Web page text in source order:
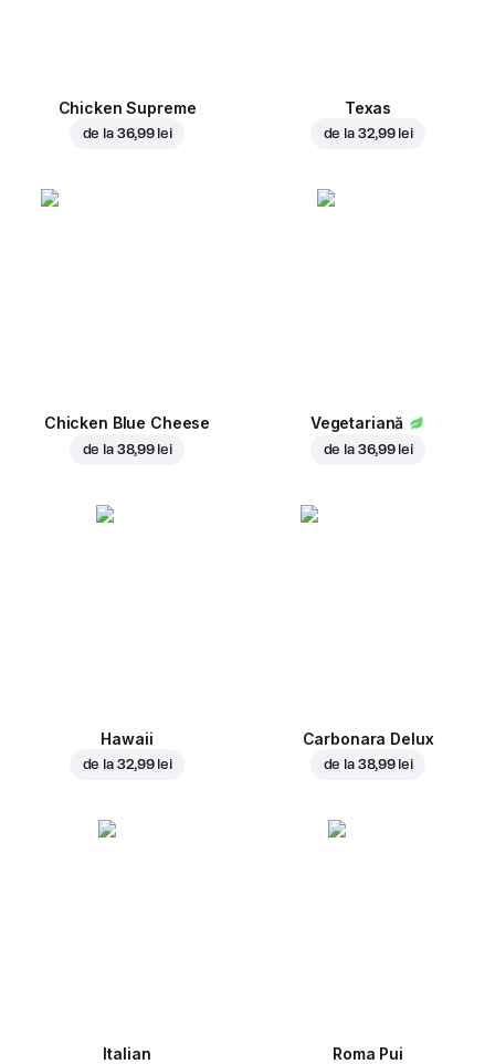
Chicken Supreme
de la 36,99 lei
Texas
de la 32,99 lei
Chicken Blue Cheese
de la 38,99 lei
Vegetariană
de la 36,99 lei
Hawaii
de la 32,99 lei
Carbonara Delux
de la 38,99 lei
Italian Roma Pui